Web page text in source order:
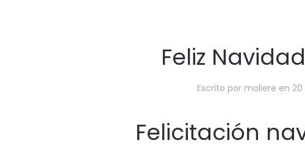
Feliz
Escrito por moliere en
Felicitación